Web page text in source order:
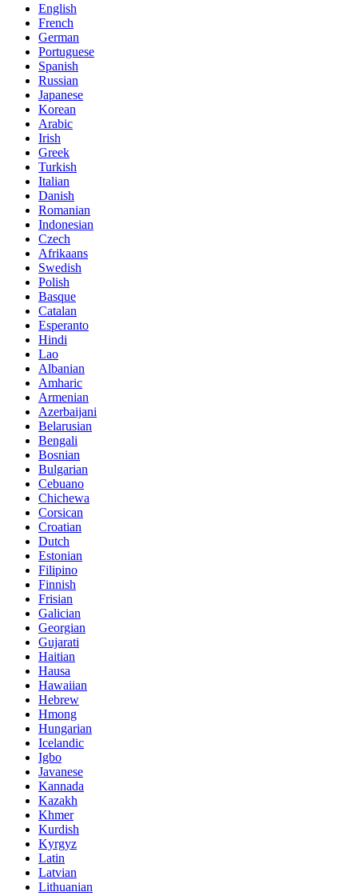
English
French
German
Portuguese
Spanish
Russian
Japanese
Korean
Arabic
Irish
Greek
Turkish
Italian
Danish
Romanian
Indonesian
Czech
Afrikaans
Swedish
Polish
Basque
Catalan
Esperanto
Hindi
Lao
Albanian
Amharic
Armenian
Azerbaijani
Belarusian
Bengali
Bosnian
Bulgarian
Cebuano
Chichewa
Corsican
Croatian
Dutch
Estonian
Filipino
Finnish
Frisian
Galician
Georgian
Gujarati
Haitian
Hausa
Hawaiian
Hebrew
Hmong
Hungarian
Icelandic
Igbo
Javanese
Kannada
Kazakh
Khmer
Kurdish
Kyrgyz
Latin
Latvian
Lithuanian